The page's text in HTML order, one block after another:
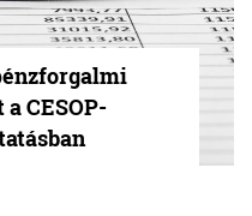
CESOP-